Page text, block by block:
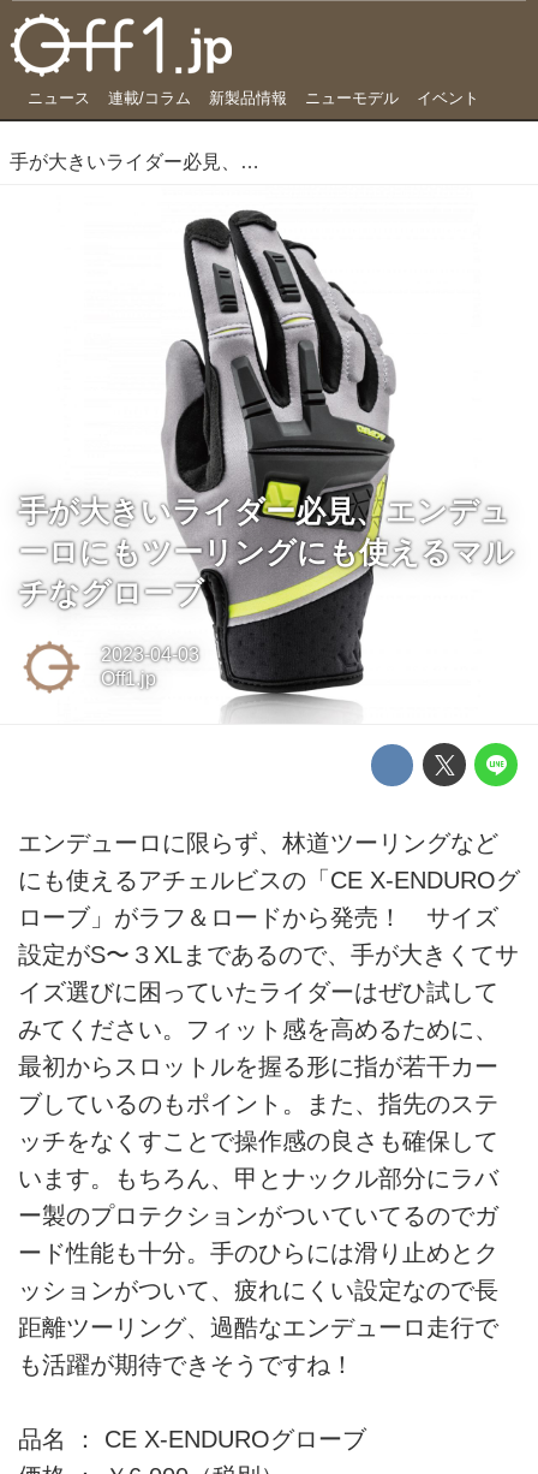
ニュース 連載/コラム 新製品情報 ニューモデル イベント
手が大きいライダー必見、エンデューロにもツーリングにも使えるマルチなグローブ
手が大きいライダー必見、エンデュ
ーロにもツーリングにも使えるマル
チなグローブ
2023-04-03
Off1.jp
エンデューロに限らず、林道ツーリングなど
にも使えるアチェルビスの「CE X-ENDUROグ
ローブ」がラフ＆ロードから発売！ サイズ
設定がS〜３XLまであるので、手が大きくてサ
イズ選びに困っていたライダーはぜひ試して
みてください。フィット感を高めるために、
最初からスロットルを握る形に指が若干カー
ブしているのもポイント。また、指先のステ
ッチをなくすことで操作感の良さも確保して
います。もちろん、甲とナックル部分にラバ
ー製のプロテクションがついていてるのでガ
ード性能も十分。手のひらには滑り止めとク
ッションがついて、疲れにくい設定なので長
距離ツーリング、過酷なエンデューロ走行で
も活躍が期待できそうですね！
品名 ： CE X-ENDUROグローブ